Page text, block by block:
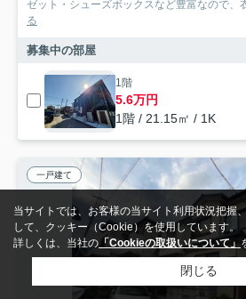
ゼット・シューズボックスなど豊富なので、
る
募集中の部屋
1階
5.6万円
1階 / 21.15㎡ / 1K
一戸建て
当サイトでは、お客様の当サイト利用状況把握
して、クッキー（Cookie）を使用しています。
詳しくは、当社の 「Cookieの取扱いについて」
閉じる